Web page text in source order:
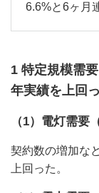
6.6%と6ヶ月
1 特定規模需
年実績を上回っ
（1）電灯需要
契約数の増加な
上回った。